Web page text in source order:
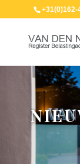
+31(0)162-